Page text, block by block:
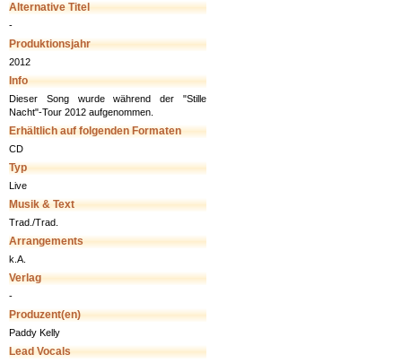
Alternative Titel
-
Produktionsjahr
2012
Info
Dieser Song wurde während der "Stille
Nacht"-Tour 2012 aufgenommen.
Erhältlich auf folgenden Formaten
CD
Typ
Live
Musik & Text
Trad./Trad.
Arrangements
k.A.
Verlag
-
Produzent(en)
Paddy Kelly
Lead Vocals